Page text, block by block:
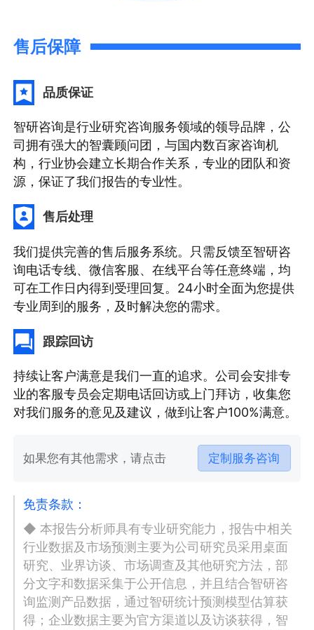
售后保障
品质保证
智研咨询是行业研究咨询服务领域的领导品牌，公
司拥有强大的智囊顾问团，与国内数百家咨询机
构，行业协会建立长期合作关系，专业的团队和资
源，保证了我们报告的专业性。
售后处理
我们提供完善的售后服务系统。只需反馈至智研咨
询电话专线、微信客服、在线平台等任意终端，均
可在工作日内得到受理回复。24小时全面为您提供
专业周到的服务，及时解决您的需求。
跟踪回访
持续让客户满意是我们一直的追求。公司会安排专
业的客服专员会定期电话回访或上门拜访，收集您
对我们服务的意见及建议，做到让客户100%满意。
如果您有其他需求，请点击 定制服务咨询
免责条款：
◆ 本报告分析师具有专业研究能力，报告中相关
行业数据及市场预测主要为公司研究员采用桌面
研究、业界访谈、市场调查及其他研究方法，部
分文字和数据采集于公开信息，并且结合智研咨
询监测产品数据，通过智研统计预测模型估算获
得；企业数据主要为官方渠道以及访谈获得，智